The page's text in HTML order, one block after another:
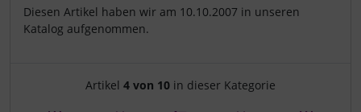
Diesen Artikel haben wir am 10.10.2007 in unseren
Katalog aufgenommen.
Artikelnavigation innerhalb
Artikel 4 von 10 in dieser Kategorie